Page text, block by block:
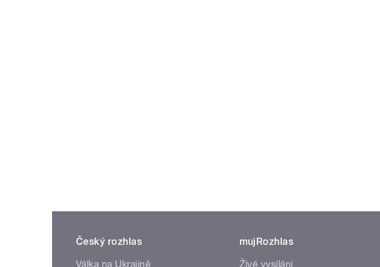
Český rozhlas
Válka na Ukrajině
mujRozhlas
Živé vysílání